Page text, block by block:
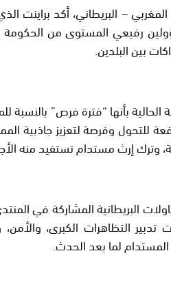
– البريطاني، أكد براينت
رفيعي المستوى من الحكومة
بين البلدين.
بأنها “فترة فرص” بالنسبة
باعتبارها رافعة للتحول وفرصة
وترك إرث مستدام تستفيد منه
البريطانية المشاركة في
التظاهرات الكبرى،
لما بعد الحدث.